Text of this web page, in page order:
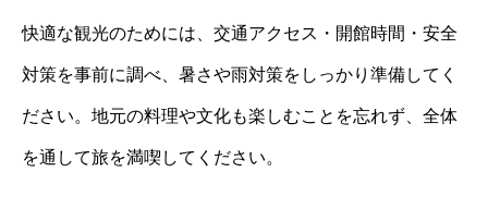
快適な観光のためには、交通アクセス・開館時間・安全
対策を事前に調べ、暑さや雨対策をしっかり準備してく
ださい。地元の料理や文化も楽しむことを忘れず、全体
を通して旅を満喫してください。